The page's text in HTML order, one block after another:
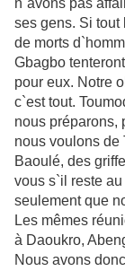
n`avons pas
ses gens. Si tout
de morts
Gbagbo tenteront
pour eux. Notre
c`est tout.
nous préparons,
nous voulons de
Baoulé, des
vous s`il reste
seulement que
Les mêmes
à Daoukro,
Nous avons